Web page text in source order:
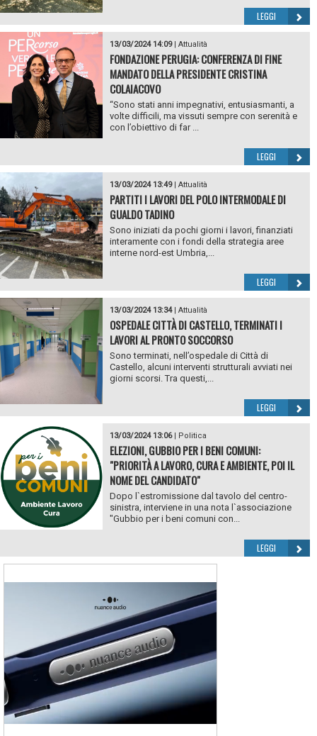
LEGGI
13/03/2024 14:09| Attualità
FONDAZIONE PERUGIA: CONFERENZA DI FINE
MANDATO DELLA PRESIDENTE CRISTINA
COLAIACOVO
“Sono stati anni impegnativi, entusiasmanti, a
volte difficili, ma vissuti sempre con serenità e
con l’obiettivo di far ...
LEGGI
13/03/2024 13:49| Attualità
PARTITI I LAVORI DEL POLO INTERMODALE DI
GUALDO TADINO
Sono iniziati da pochi giorni i lavori, finanziati
interamente con i fondi della strategia aree
interne nord-est Umbria,...
LEGGI
13/03/2024 13:34| Attualità
OSPEDALE CITTÀ DI CASTELLO, TERMINATI I
LAVORI AL PRONTO SOCCORSO
Sono terminati, nell’ospedale di Città di
Castello, alcuni interventi strutturali avviati nei
giorni scorsi. Tra questi,...
LEGGI
13/03/2024 13:06| Politica
ELEZIONI, GUBBIO PER I BENI COMUNI:
"PRIORITÀ A LAVORO, CURA E AMBIENTE, POI IL
NOME DEL CANDIDATO"
Dopo l`estromissione dal tavolo del centro-
sinistra, interviene in una nota l`associazione
"Gubbio per i beni comuni con...
LEGGI